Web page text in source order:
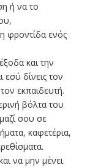
ή να το
φροντίδα ενός
και την
εσύ δίνεις τον
εκπαιδευτή.
βόλτα του
σου σε
καφετέρια,
να μην μένει